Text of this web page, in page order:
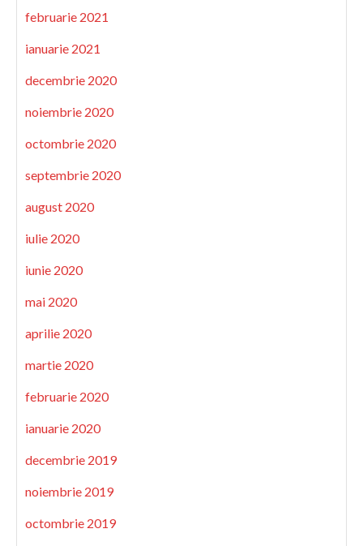
februarie 2021
ianuarie 2021
decembrie 2020
noiembrie 2020
octombrie 2020
septembrie 2020
august 2020
iulie 2020
iunie 2020
mai 2020
aprilie 2020
martie 2020
februarie 2020
ianuarie 2020
decembrie 2019
noiembrie 2019
octombrie 2019